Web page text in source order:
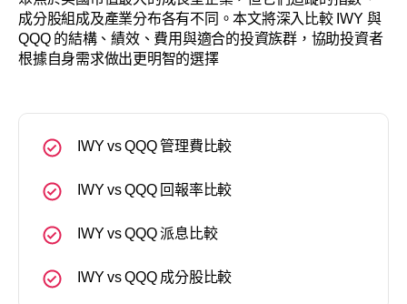
成分股組成及產業分布各有不同。本文將深入比較 IWY 與
QQQ 的結構、績效、費用與適合的投資族群，協助投資者
根據自身需求做出更明智的選擇
IWY vs QQQ 管理費比較
IWY vs QQQ 回報率比較
IWY vs QQQ 派息比較
IWY vs QQQ 成分股比較